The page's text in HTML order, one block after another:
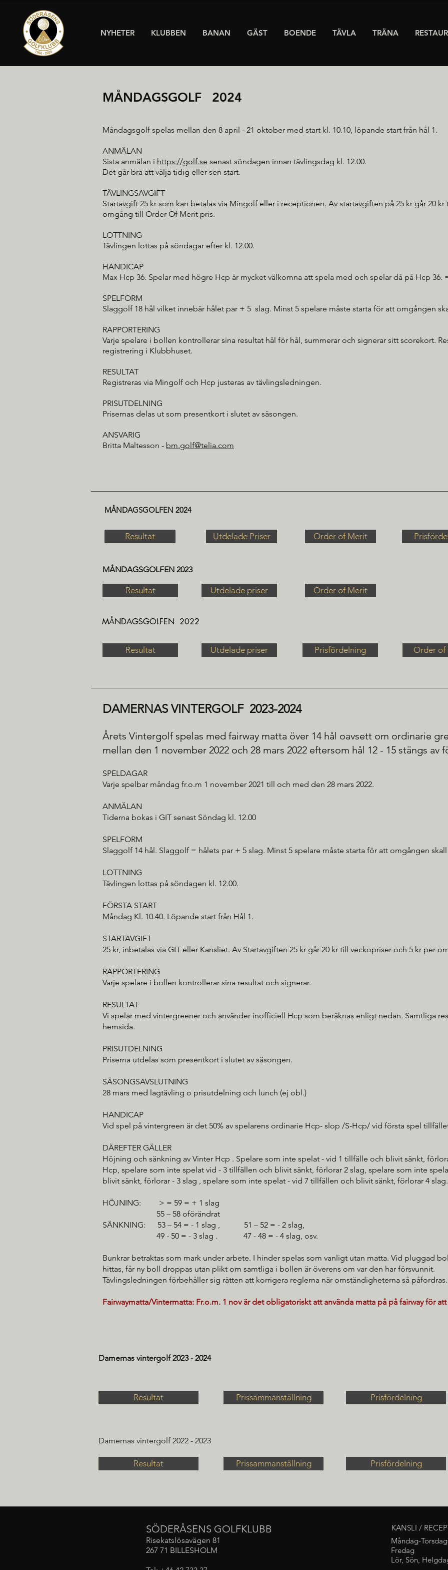
NYHETER KLUBBEN BANAN GÄST BOENDE TÄVLA TRÄNA
MÅNDAGSGOLF 2024
Måndagsgolf spelas mellan den 8 april - 21 oktober med start kl. 10.10, löpande start från hål 1.
ANMÄLAN
Sista anmälan i https://golf.se senast söndagen innan tävlingsdag kl. 12.00.
Det går bra att välja tidig eller sen start.
TÄVLINGSAVGIFT
Startavgift 25 kr som kan betalas via Mingolf eller i receptionen. Av startavgiften på 25 kr går 20
omgång till Order Of Merit pris.
LOTTNING
Tävlingen lottas på söndagar efter kl. 12.00.
HANDICAP
Max Hcp 36. Spelar med högre Hcp är mycket välkomna att spela med och spelar då på Hcp 36.
SPELFORM
Slaggolf 18 hål vilket innebär hålet par + 5 slag. Minst 5 spelare måste starta för att omgången
RAPPORTERING
Varje spelare i bollen kontrollerar sina resultat hål för hål, summerar och signerar sitt scorekort.
registrering i Klubbhuset.
RESULTAT
Registreras via Mingolf och Hcp justeras av tävlingsledningen.
PRISUTDELNING
Prisernas delas ut som presentkort i slutet av säsongen.
ANSVARIG
Britta Maltesson - bm.golf@telia.com
MÅNDAGSGOLFEN 2024
Resultat Utdelade Priser Order of Merit
MÅNDAGSGOLFEN 2023
Resultat Utdelade priser Order of Merit
MÅNDAGSGOLFEN 2022
Resultat Utdelade priser Prisfördelning Order of
DAMERNAS VINTERGOLF 2023-2024
Årets Vintergolf spelas med fairway matta över 14 hål oavsett om ordinarie
mellan den 1 november 2022 och 28 mars 2022 eftersom hål 12 - 15 stängs av
SPELDAGAR
Varje spelbar måndag fr.o.m 1 november 2021 till och med den 28 mars 2022.
ANMÄLAN
Tiderna bokas i GIT senast Söndag kl. 12.00
SPELFORM
Slaggolf 14 hål. Slaggolf = hålets par + 5 slag. Minst 5 spelare måste starta för att omgången
LOTTNING
Tävlingen lottas på söndagen kl. 12.00.
FÖRSTA START
Måndag Kl. 10.40. Löpande start från Hål 1.
STARTAVGIFT
25 kr, inbetalas via GIT eller Kansliet. Av Startavgiften 25 kr går 20 kr till veckopriser och 5 kr per
RAPPORTERING
Varje spelare i bollen kontrollerar sina resultat och signerar.
RESULTAT
Vi spelar med vintergreener och använder inofficiell Hcp som beräknas enligt nedan. Samtliga
hemsida.
PRISUTDELNING
Priserna utdelas som presentkort i slutet av säsongen.
SÄSONGSAVSLUTNING
28 mars med lagtävling o prisutdelning och lunch (ej obl.)
HANDICAP
Vid spel på vintergreen är det 50% av spelarens ordinarie Hcp- slop /S-Hcp/ vid första spel
DÄREFTER GÄLLER
Höjning och sänkning av Vinter Hcp . Spelare som inte spelat - vid 1 tillfälle och blivit sänkt,
Hcp, spelare som inte spelat vid - 3 tillfällen och blivit sänkt, förlorar 2 slag, spelare som inte
blivit sänkt, förlorar - 3 slag , spelare som inte spelat - vid 7 tillfällen och blivit sänkt, förlorar 4 slag.
HÖJNING: > = 59 = + 1 slag
55 – 58 oförändrat
SÄNKNING: 53 – 54 = - 1 slag , 51 – 52 = - 2 slag,
49 - 50 = - 3 slag . 47 - 48 = - 4 slag, osv.
Bunkrar betraktas som mark under arbete. I hinder spelas som vanligt utan matta. Vid pluggad
hittas, får ny boll droppas utan plikt om samtliga i bollen är överens om var den har försvunnit.
Tävlingsledningen förbehåller sig rätten att korrigera reglerna när omständigheterna så påfordras.
Fairwaymatta/Vintermatta: Fr.o.m. 1 nov är det obligatoriskt att använda matta på på fairway för
Damernas vintergolf 2023 - 2024
Resultat Prissammanställning Prisfördelning
Damernas vintergolf 2022 - 2023
Resultat Prissammanställning Prisfördelning
SÖDERÅSENS GOLFKLUBB
Risekatslösavägen 81
267 71 BILLESHOLM
KANSLI /
Måndag-Torsdag
Fredag
Lör, Sön,